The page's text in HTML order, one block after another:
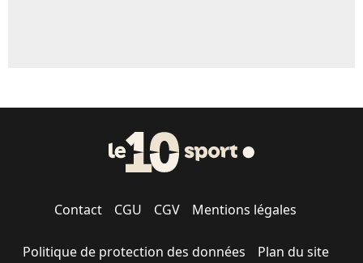
Contact CGU CGV Mentions légales
Politique de protection des données Plan du site